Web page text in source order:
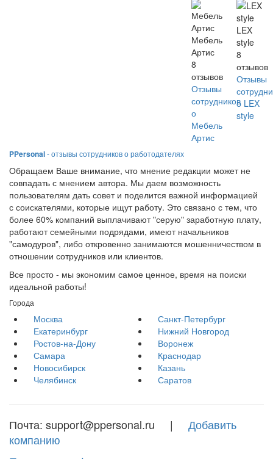
Мебель
Артис
8
отзывов
Отзывы
сотрудников
о
Мебель
Артис
LEX
style
8
отзывов
Отзывы
о LEX
style
PPersonal- отзывы сотрудников о работодателях
Обращаем Ваше внимание, что мнение редакции может не
совпадать с мнением автора. Мы даем возможность
пользователям дать совет и поделится важной информацией
с соискателями, которые ищут работу. Это связано с тем, что
более 60% компаний выплачивают "серую" заработную плату,
работают семейными подрядами, имеют начальников
"самодуров", либо откровенно занимаются мошенничеством в
отношении сотрудников или клиентов.
Все просто - мы экономим самое ценное, время на поиски
идеальной работы!
Города
Москва
Санкт-Петербург
Екатеринбург
Нижний Новгород
Ростов-на-Дону
Воронеж
Самара
Краснодар
Новосибирск
Казань
Челябинск
Саратов
Почта: support@ppersonal.ru | Добавить
компанию